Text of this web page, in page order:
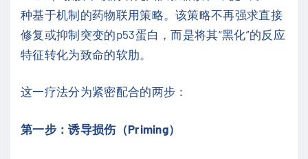
种基于机制的药物联用策略。该策略不再强求直接
修复或抑制突变的p53蛋白，而是将其“黑化”的反应
特征转化为致命的软肋。
这一疗法分为紧密配合的两步：
第一步：诱导损伤（Priming）